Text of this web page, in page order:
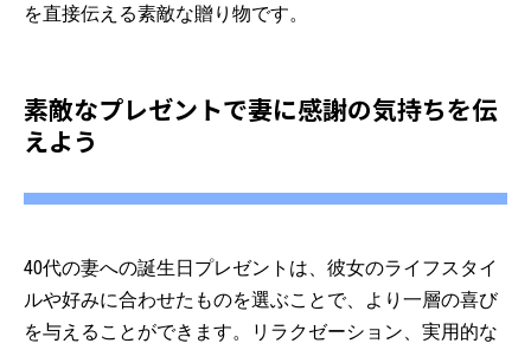
を直接伝える素敵な贈り物です。
素敵なプレゼントで妻に感謝の気持ちを伝
えよう
40代の妻への誕生日プレゼントは、彼女のライフスタイ
ルや好みに合わせたものを選ぶことで、より一層の喜び
を与えることができます。リラクゼーション、実用的な